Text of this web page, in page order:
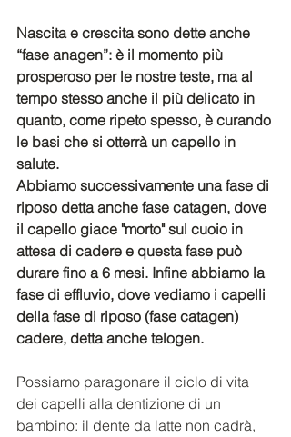
Nascita e crescita sono dette anche
“fase anagen”: è il momento più
prosperoso per le nostre teste, ma al
tempo stesso anche il più delicato in
quanto, come ripeto spesso, è curando
le basi che si otterrà un capello in
salute.
Abbiamo successivamente una fase di
riposo detta anche fase catagen, dove
il capello giace "morto" sul cuoio in
attesa di cadere e questa fase può
durare fino a 6 mesi. Infine abbiamo la
fase di effluvio, dove vediamo i capelli
della fase di riposo (fase catagen)
cadere, detta anche telogen.
Possiamo paragonare il ciclo di vita
dei capelli alla dentizione di un
bambino: il dente da latte non cadrà,